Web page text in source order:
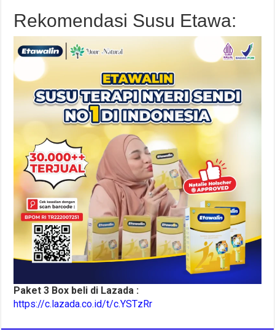
Rekomendasi Susu Etawa:
Paket 3 Box beli di Lazada :
https://c.lazada.co.id/t/c.YSTzRr